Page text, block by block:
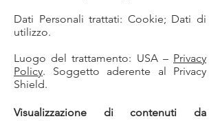
Dati Personali trattati: Cookie; Dati di
utilizzo.
Luogo del trattamento: USA – Privacy
Policy. Soggetto aderente al Privacy
Shield.
Visualizzazione di contenuti da